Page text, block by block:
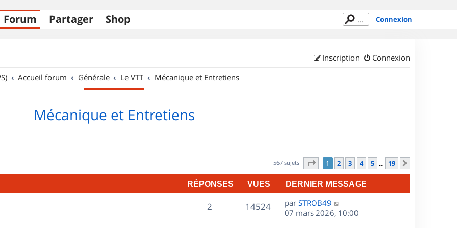
Forum Partager Shop Connexion
Connexion
Inscription
Accueil forum Générale Le VTT Mécanique et Entretiens
Mécanique et Entretiens
567 sujets Page sur19
1 2 3 4 5 … 19
RÉPONSES VUES DERNIER MESSAGE
2R
é
14524V
u
D
e
r
par STROB49
07 mars 2026, 10:00